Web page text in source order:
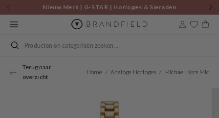
Skip to
content
Nieuw Merk | G-STAR | Horloges & Sieraden
Cart
Search
Terug naar
overzicht
Home Analoge Horloges